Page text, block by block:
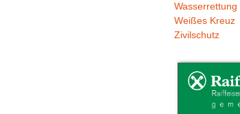
Wasserrettung
Weißes Kreuz
Zivilschutz